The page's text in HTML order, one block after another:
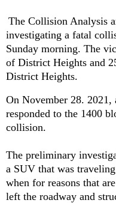
The Collision Analysis
investigating a fatal
Sunday morning. The
of District Heights and
District Heights.
On November 28.
responded to the 1400
collision.
The preliminary
a SUV that was
when for reasons that
left the roadway and